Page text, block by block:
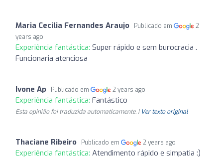
Maria Cecilia Fernandes Araujo Publicado em
2
years ago
Experiência fantástica: Super rápido e sem burocracia .
Funcionaria atenciosa
Ivone Ap Publicado em 2 years ago
Experiência fantástica: Fantástico
Esta opinião foi traduzida automaticamente. | Ver texto original
Thaciane Ribeiro Publicado em 2 years ago
Experiência fantástica: Atendimento rápido e simpatia :)